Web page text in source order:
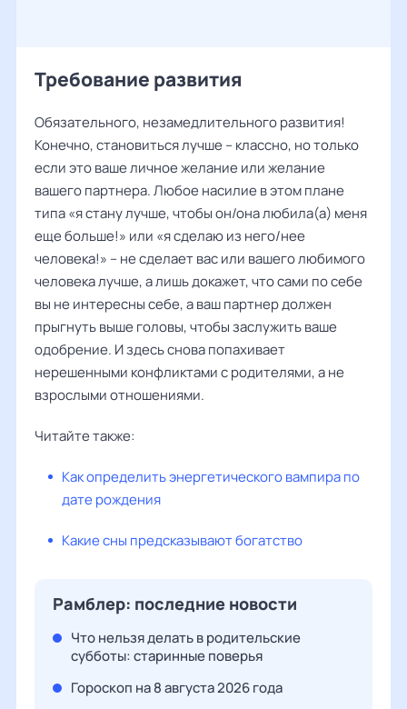
Требование развития
Обязательного, незамедлительного развития!
Конечно, становиться лучше – классно, но только
если это ваше личное желание или желание
вашего партнера. Любое насилие в этом плане
типа «я стану лучше, чтобы он/она любила(а) меня
еще больше!» или «я сделаю из него/нее
человека!» – не сделает вас или вашего любимого
человека лучше, а лишь докажет, что сами по себе
вы не интересны себе, а ваш партнер должен
прыгнуть выше головы, чтобы заслужить ваше
одобрение. И здесь снова попахивает
нерешенными конфликтами с родителями, а не
взрослыми отношениями.
Читайте также:
Как определить энергетического вампира по
дате рождения
Какие сны предсказывают богатство
Рамблер: последние новости
Что нельзя делать в родительские
субботы: старинные поверья
Гороскоп на 8 августа 2026 года